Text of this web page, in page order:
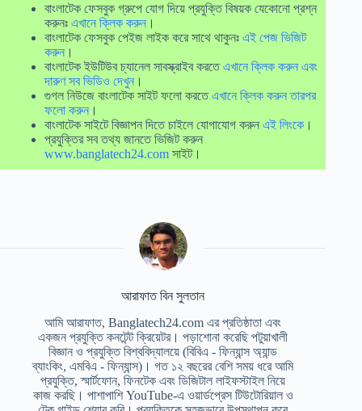
বাংলাটেক ফেসবুক গ্রুপে যোগ দিয়ে প্রযুক্তি বিষয়ক যেকোনো প্রশ্ন
করুনঃ এখানে ক্লিক করুন ।
বাংলাটেক ফেসবুক পেইজ লাইক করে সাথে থাকুনঃ এই পেজ ভিজিট
করুন ।
বাংলাটেক ইউটিউব চ্যানেল সাবস্ক্রাইব করতেএখানে ক্লিক করুন এবং
দারুণ সব ভিডিও দেখুন ।
গুগল নিউজে বাংলাটেক সাইট ফলো করতেএখানে ক্লিক করুন তারপর
ফলো করুন ।
বাংলাটেক সাইটে বিজ্ঞাপন দিতে চাইলে যোগাযোগ করুন এই লিংকে ।
প্রযুক্তির সব তথ্য জানতে ভিজিট করুন
www.banglatech24.com সাইট।
আরাফাত বিন সুলতান
আমি আরাফাত, Banglatech24.com এর প্রতিষ্ঠাতা এবং
একজন প্রযুক্তি কনটেন্ট ক্রিয়েটর। পড়াশোনা করেছি পটুয়াখালী
বিজ্ঞান ও প্রযুক্তি বিশ্ববিদ্যালয়ে (বিবিএ - ফিন্যান্স অ্যান্ড
ব্যাংকিং, এমবিএ - ফিন্যান্স)। গত ১২ বছরের বেশি সময় ধরে আমি
প্রযুক্তি, স্মার্টফোন, ফিনটেক এবং ডিজিটাল লাইফস্টাইল নিয়ে
কাজ করছি। পাশাপাশি YouTube-এ ওয়ার্ডপ্রেস টিউটোরিয়াল ও